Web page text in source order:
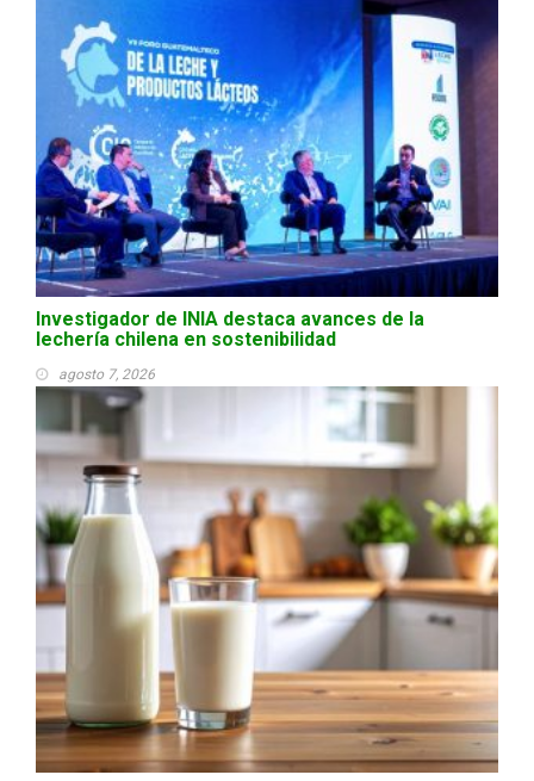
Investigador de INIA destaca avances de la
lechería chilena en sostenibilidad
agosto 7, 2026